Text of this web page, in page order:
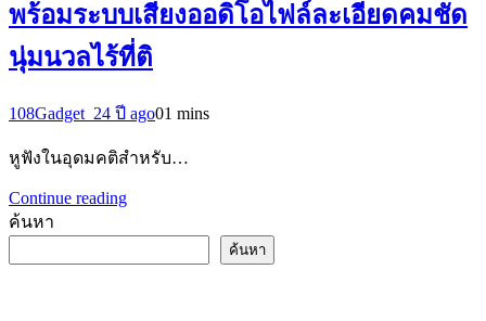
พร้อมระบบเสียงออดิโอไฟล์ละเอียดคมชัด
นุ่มนวลไร้ที่ติ
108Gadget_24 ปี ago01 mins
หูฟังในอุดมคติสำหรับ…
Continue reading
ค้นหา
ค้นหา